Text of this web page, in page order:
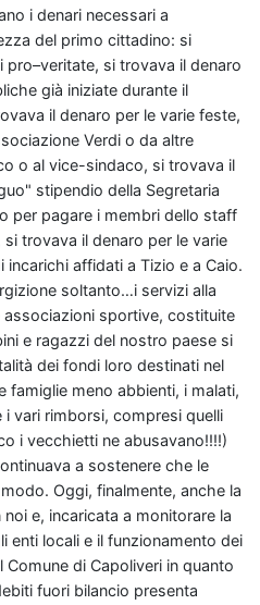
i denari necessari a
del primo cittadino: si
si trovava il denaro
già iniziate durante il
il denaro per le varie feste,
Verdi o da altre
o al vice-sindaco, si trovava il
stipendio della Segretaria
per pagare i membri dello staff
trovava il denaro per le varie
incarichi affidati a Tizio e a Caio.
soltanto…i servizi alla
sportive, costituite
e ragazzi del nostro paese si
dei fondi loro destinati nel
famiglie meno abbienti, i malati,
vari rimborsi, compresi quelli
i vecchietti ne abusavano!!!!)
a sostenere che le
Oggi, finalmente, anche la
e, incaricata a monitorare la
enti locali e il funzionamento dei
di Capoliveri in quanto
fuori bilancio presenta